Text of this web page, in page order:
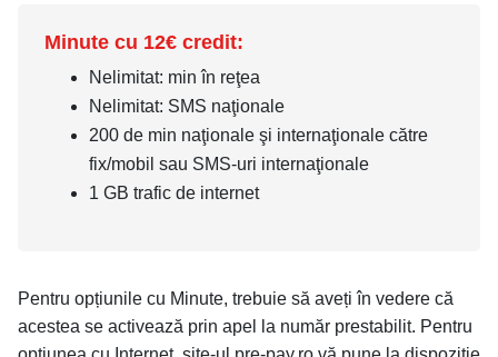
Minute cu 12€ credit:
Nelimitat: min în reţea
Nelimitat: SMS naţionale
200 de min naţionale şi internaţionale către
fix/mobil sau SMS-uri internaţionale
1 GB trafic de internet
Pentru opțiunile cu Minute, trebuie să aveți în vedere că
acestea se activează prin apel la număr prestabilit. Pentru